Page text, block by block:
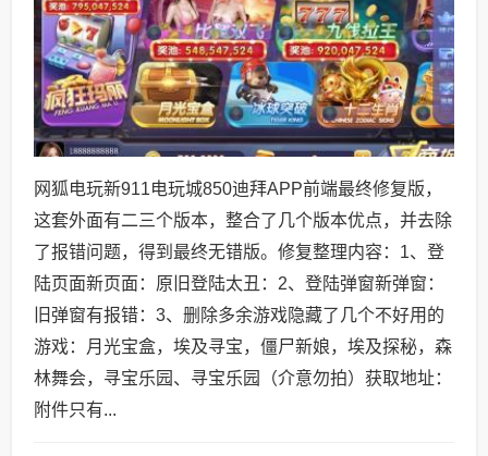
网狐电玩新911电玩城850迪拜APP前端最终修复版，
这套外面有二三个版本，整合了几个版本优点，并去除
了报错问题，得到最终无错版。修复整理内容：1、登
陆页面新页面：原旧登陆太丑：2、登陆弹窗新弹窗：
旧弹窗有报错：3、删除多余游戏隐藏了几个不好用的
游戏：月光宝盒，埃及寻宝，僵尸新娘，埃及探秘，森
林舞会，寻宝乐园、寻宝乐园（介意勿拍）获取地址：
附件只有...